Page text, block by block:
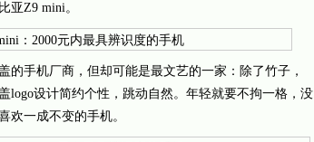
亚Z9 mini。
的手机厂商，但却可能是最文艺的一家：除了竹子，
logo设计简约个性，跳动自然。年轻就要不拘一格，没
欢一成不变的手机。